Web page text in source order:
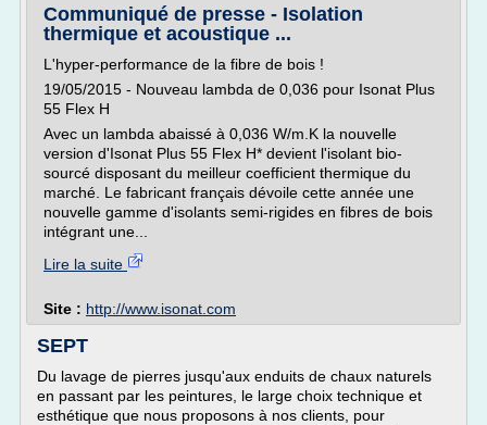
Communiqué de presse - Isolation
thermique et acoustique ...
L'hyper-performance de la fibre de bois !
19/05/2015 - Nouveau lambda de 0,036 pour Isonat Plus
55 Flex H
Avec un lambda abaissé à 0,036 W/m.K la nouvelle
version d'Isonat Plus 55 Flex H* devient l'isolant bio-
sourcé disposant du meilleur coefficient thermique du
marché. Le fabricant français dévoile cette année une
nouvelle gamme d'isolants semi-rigides en fibres de bois
intégrant une...
Lire la suite
Site : http://www.isonat.com
SEPT
Du lavage de pierres jusqu'aux enduits de chaux naturels
en passant par les peintures, le large choix technique et
esthétique que nous proposons à nos clients, pour